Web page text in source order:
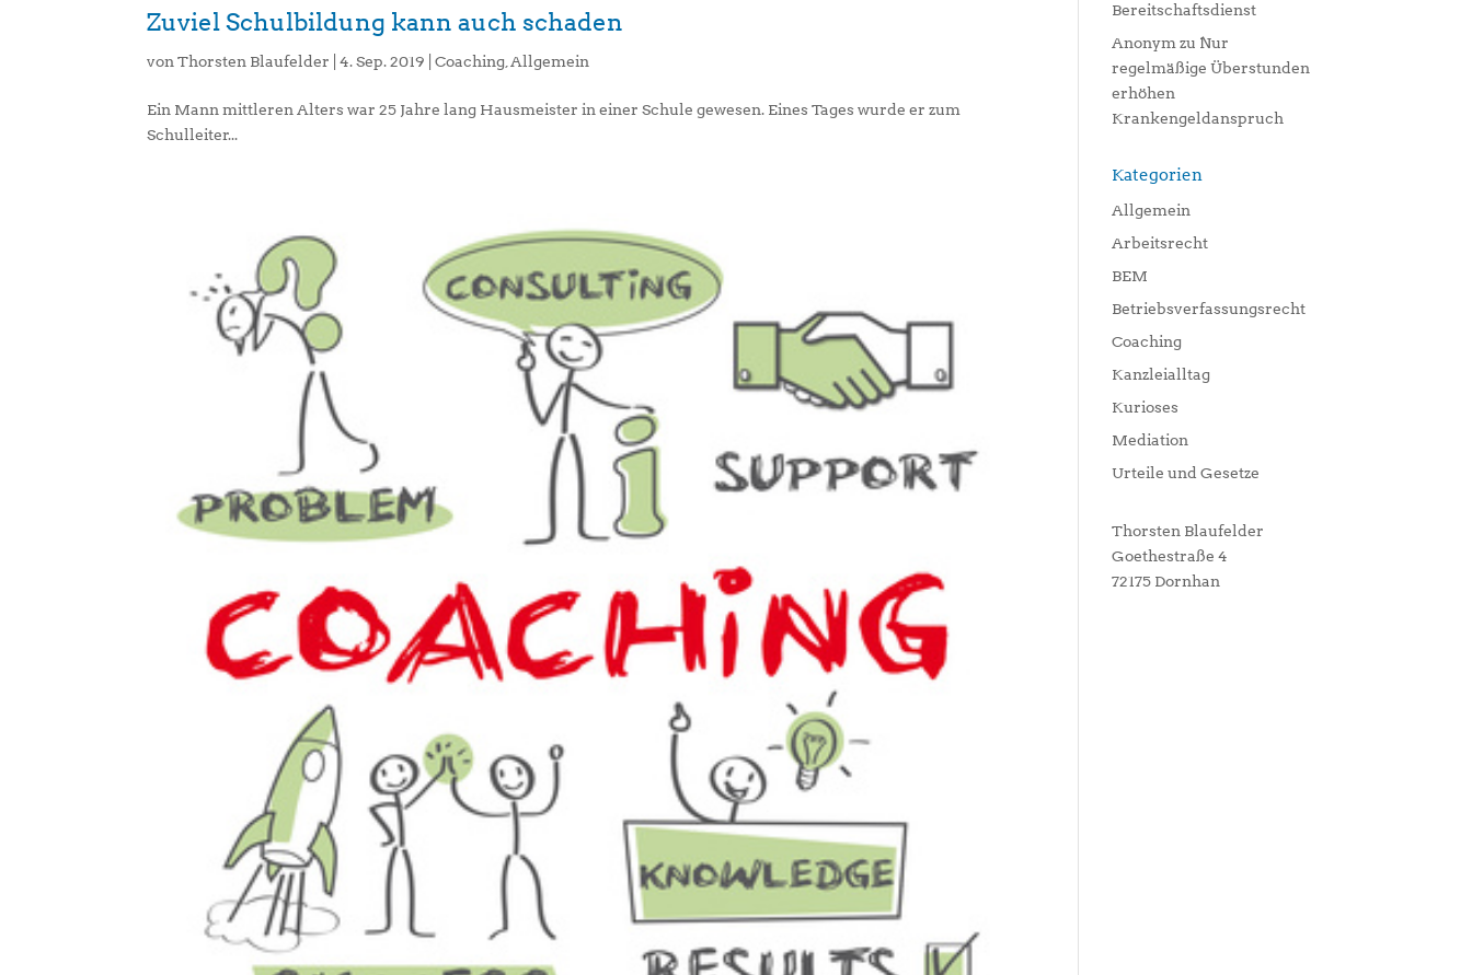
Zuviel Schulbildung kann auch schaden
vonThorsten Blaufelder |4. Sep. 2019 |Coaching Allgemein
Ein Mann mittleren Alters war 25 Jahre lang Hausmeister in einer Schule gewesen. Eines Tages wurde er zum
Schulleiter...
Bereitschaftsdienst
Anonym zu Nur
regelmäßige Überstunden
erhöhen
Krankengeldanspruch
Kategorien
Allgemein
Arbeitsrecht
BEM
Betriebsverfassungsrecht
Coaching
Kanzleialltag
Kurioses
Mediation
Urteile und Gesetze
Thorsten Blaufelder
Goethestraße 4
72175 Dornhan